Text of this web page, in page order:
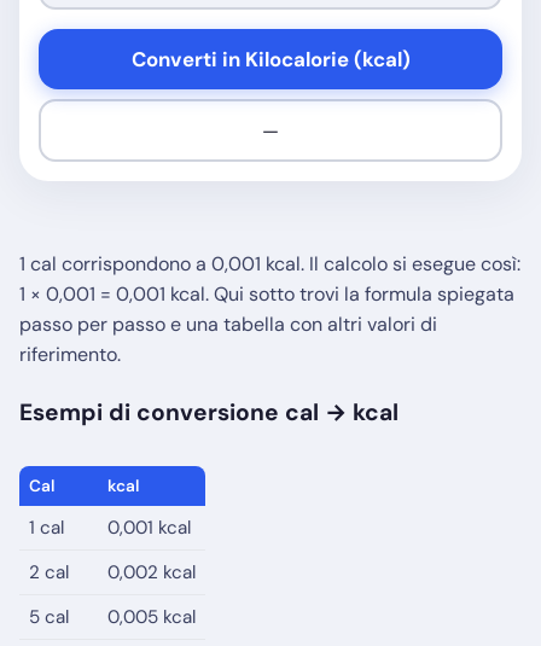
Converti in Kilocalorie (kcal)
—
1 cal corrispondono a 0,001 kcal. Il calcolo si esegue così:
1 × 0,001 = 0,001 kcal. Qui sotto trovi la formula spiegata
passo per passo e una tabella con altri valori di
riferimento.
Esempi di conversione cal → kcal
Cal kcal
1 cal
0,001 kcal
2 cal
0,002 kcal
5 cal
0,005 kcal